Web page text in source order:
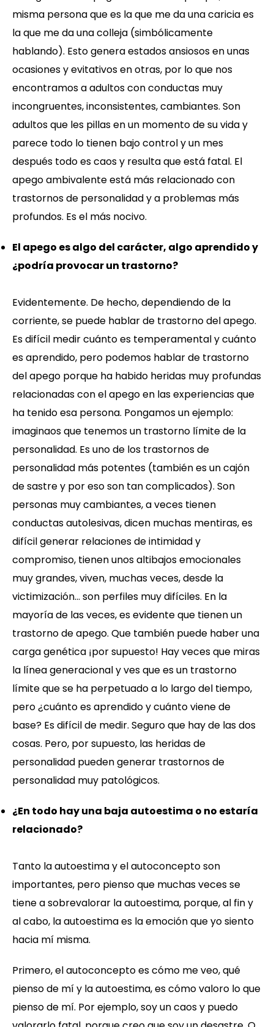
misma persona que es la que me da una caricia es
la que me da una colleja (simbólicamente
hablando). Esto genera estados ansiosos en unas
ocasiones y evitativos en otras, por lo que nos
encontramos a adultos con conductas muy
incongruentes, inconsistentes, cambiantes. Son
adultos que les pillas en un momento de su vida y
parece todo lo tienen bajo control y un mes
después todo es caos y resulta que está fatal. El
apego ambivalente está más relacionado con
trastornos de personalidad y a problemas más
profundos. Es el más nocivo.
El apego es algo del carácter, algo aprendido y
¿podría provocar un trastorno?
Evidentemente. De hecho, dependiendo de la
corriente, se puede hablar de trastorno del apego.
Es difícil medir cuánto es temperamental y cuánto
es aprendido, pero podemos hablar de trastorno
del apego porque ha habido heridas muy profundas
relacionadas con el apego en las experiencias que
ha tenido esa persona. Pongamos un ejemplo:
imaginaos que tenemos un trastorno límite de la
personalidad. Es uno de los trastornos de
personalidad más potentes (también es un cajón
de sastre y por eso son tan complicados). Son
personas muy cambiantes, a veces tienen
conductas autolesivas, dicen muchas mentiras, es
difícil generar relaciones de intimidad y
compromiso, tienen unos altibajos emocionales
muy grandes, viven, muchas veces, desde la
victimización… son perfiles muy difíciles. En la
mayoría de las veces, es evidente que tienen un
trastorno de apego. Que también puede haber una
carga genética ¡por supuesto! Hay veces que miras
la línea generacional y ves que es un trastorno
límite que se ha perpetuado a lo largo del tiempo,
pero ¿cuánto es aprendido y cuánto viene de
base? Es difícil de medir. Seguro que hay de las dos
cosas. Pero, por supuesto, las heridas de
personalidad pueden generar trastornos de
personalidad muy patológicos.
¿En todo hay una baja autoestima o no estaría
relacionado?
Tanto la autoestima y el autoconcepto son
importantes, pero pienso que muchas veces se
tiene a sobrevalorar la autoestima, porque, al fin y
al cabo, la autoestima es la emoción que yo siento
hacia mí misma.
Primero, el autoconcepto es cómo me veo, qué
pienso de mí y la autoestima, es cómo valoro lo que
pienso de mí. Por ejemplo, soy un caos y puedo